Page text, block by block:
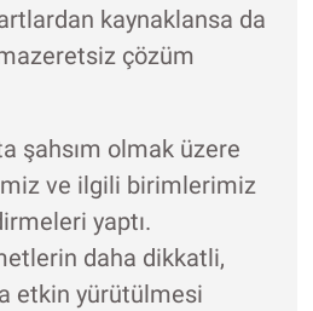
kaynaklansa da
çözüm
şahsım olmak üzere
ve ilgili birimlerimiz
yaptı.
daha dikkatli,
etkin yürütülmesi